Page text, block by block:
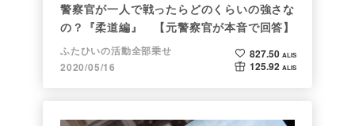
警察官が一人で戦ったらどのくらいの強さな
の？『柔道編』 【元警察官が本音で回答】
ふたひいの活動全部乗せ
2020/05/16
827.50 ALIS
125.92 ALIS